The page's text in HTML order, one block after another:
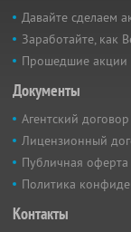
Давайте сделаем
Заработайте, как
Прошедшие акции
Документы
Агентский договор
Лицензионный
Публичная оферта
Политика
Контакты